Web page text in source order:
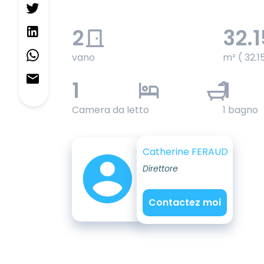
2
vano m² (
1
Camera da letto
1
1 bagno
Catherine FERAUD
Direttore
Contactez moi